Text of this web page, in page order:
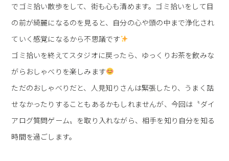
でゴミ拾い散歩をして、街も心も清めます。ゴミ拾いをして目
の前が綺麗になるのを見ると、自分の心や頭の中まで浄化され
ていく感覚になるから不思議です
ゴミ拾いを終えてスタジオに戻ったら、ゆっくりお茶を飲みな
がらおしゃべりを楽しみます
ただのおしゃべりだと、人見知りさんは緊張したり、うまく話
せなかったりすることもあるかもしれませんが、今回は〝ダイ
アログ質問ゲーム〟を取り入れながら、相手を知り自分を知る
時間を過ごします。